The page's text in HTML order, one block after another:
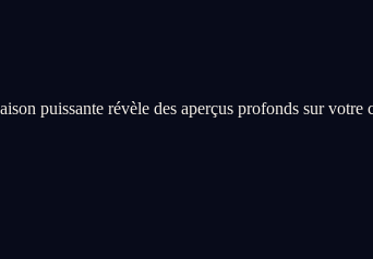
puissante révèle des aperçus profonds sur votre